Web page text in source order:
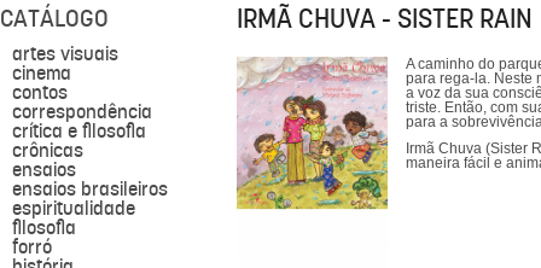
CATÁLOGO
artes visuais
cinema
contos
correspondência
crítica e filosofia
crônicas
ensaios
ensaios brasileiros
espiritualidade
filosofia
forró
IRMÃ CHUVA - SISTER RAIN
A caminho do
para rega-la. Neste
a voz da sua
triste. Então, com
para a
Irmã Chuva (Sister
maneira fácil e